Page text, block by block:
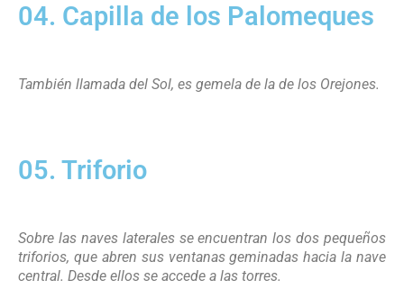
04. Capilla de los Palomeques
También llamada del Sol, es gemela de la de los Orejones.
05. Triforio
Sobre las naves laterales se encuentran los dos pequeños
triforios, que abren sus ventanas geminadas hacia la nave
central. Desde ellos se accede a las torres.